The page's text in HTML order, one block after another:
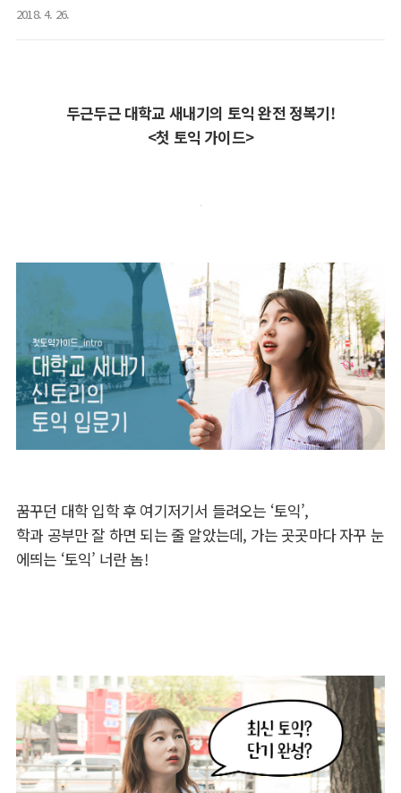
2018. 4. 26.
두근두근 대학교 새내기의 토익 완전 정복기!
<첫 토익 가이드>
꿈꾸던 대학 입학 후 여기저기서 들려오는 ‘토익’,
학과 공부만 잘 하면 되는 줄 알았는데, 가는 곳곳마다 자꾸 눈
에띄는 ‘토익’ 너란 놈!